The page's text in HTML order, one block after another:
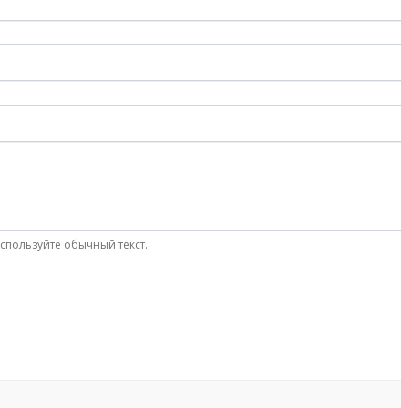
обычный текст.